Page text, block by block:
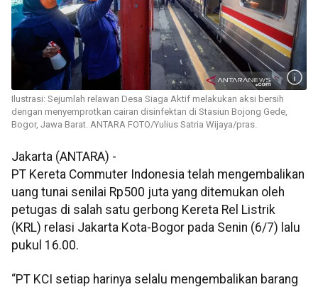
Ilustrasi: Sejumlah relawan Desa Siaga Aktif melakukan aksi bersih
dengan menyemprotkan cairan disinfektan di Stasiun Bojong Gede,
Bogor, Jawa Barat. ANTARA FOTO/Yulius Satria Wijaya/pras.
Jakarta (ANTARA) -
PT Kereta Commuter Indonesia telah mengembalikan
uang tunai senilai Rp500 juta yang ditemukan oleh
petugas di salah satu gerbong Kereta Rel Listrik
(KRL) relasi Jakarta Kota-Bogor pada Senin (6/7) lalu
pukul 16.00.
“PT KCI setiap harinya selalu mengembalikan barang